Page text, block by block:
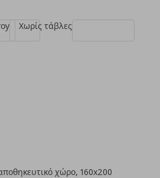
χώρο, 160x200
Χωρίς τάβλες